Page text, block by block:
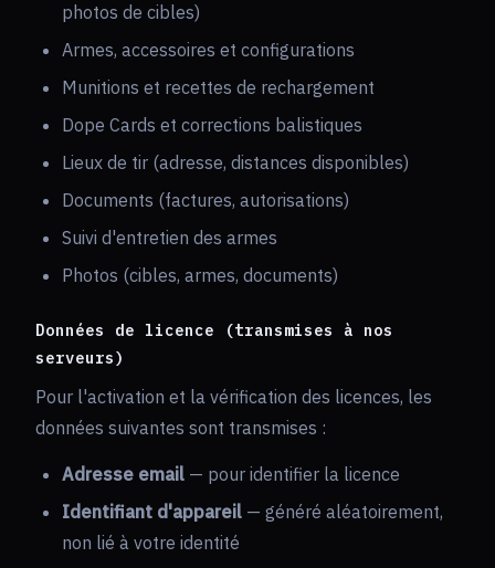
photos de cibles)
Armes, accessoires et configurations
Munitions et recettes de rechargement
Dope Cards et corrections balistiques
Lieux de tir (adresse, distances disponibles)
Documents (factures, autorisations)
Suivi d'entretien des armes
Photos (cibles, armes, documents)
Données de licence (transmises à nos
serveurs)
Pour l'activation et la vérification des licences, les
données suivantes sont transmises :
Adresse email — pour identifier la licence
Identifiant d'appareil — généré aléatoirement,
non lié à votre identité